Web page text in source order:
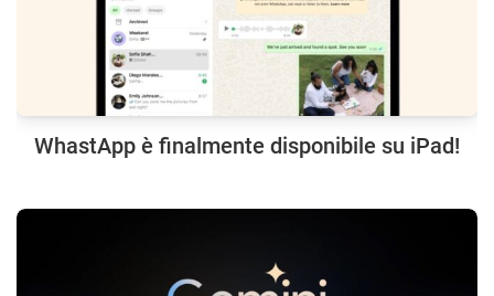
WhastApp è finalmente disponibile su iPad!